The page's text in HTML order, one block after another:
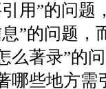
用”的问题
”的问题，
么著录”的
哪些地方需